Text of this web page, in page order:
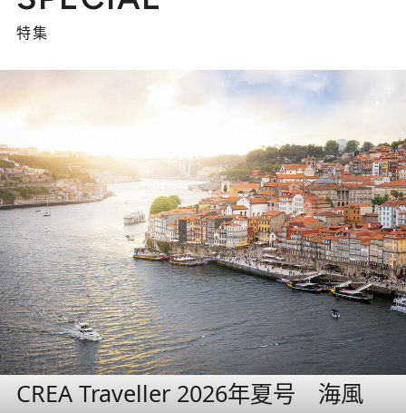
特集
CREA Traveller 2026年夏号 海風